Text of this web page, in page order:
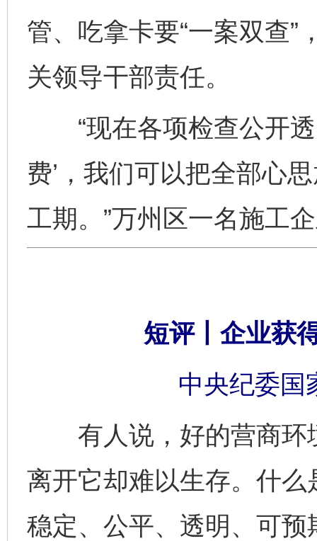
管、吃拿卡要“一案双查
关领导干部责任。
“现在各项检查公开透
费’，我们可以把全部心
工期。”万州区一名施工
短评丨企业获
中央纪委国
有人说，好的营商环
离开它却难以生存。什么
稳定、公平、透明、可预